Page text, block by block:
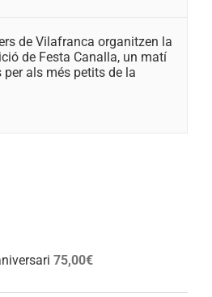
de Vilafranca organitzen la
de Festa Canalla, un matí
per als més petits de la
75,00€